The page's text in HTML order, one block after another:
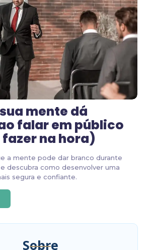
mente dá
falar em público
fazer na hora)
a mente pode dar branco durante
descubra como desenvolver uma
segura e confiante.
Sobre